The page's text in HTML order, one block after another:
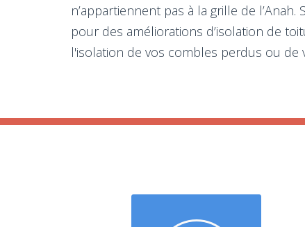
n’appartiennent pas à la grille de
pour des améliorations d’isolation de
l'isolation de vos combles perdus ou